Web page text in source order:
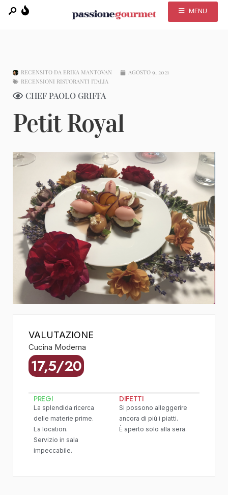
MENU
RECENSITO DA ERIKA MANTOVAN
AGOSTO 9, 2021
RECENSIONI RISTORANTI ITALIA
CHEF PAOLO GRIFFA
Petit Royal
VALUTAZIONE
Cucina Moderna
17,5/20
PREGI
La splendida ricerca
delle materie prime.
La location.
Servizio in sala
impeccabile.
DIFETTI
Si possono alleggerire
ancora di più i piatti.
È aperto solo alla sera.